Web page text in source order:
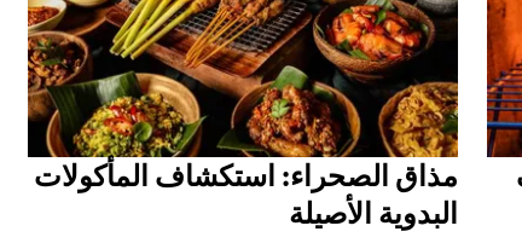
مذاق الصحراء: استكشاف المأكولات
البدوية الأصيلة